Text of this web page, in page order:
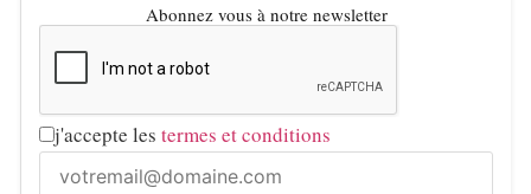
Abonnez vous à notre newsletter
j'accepte les termes et conditions